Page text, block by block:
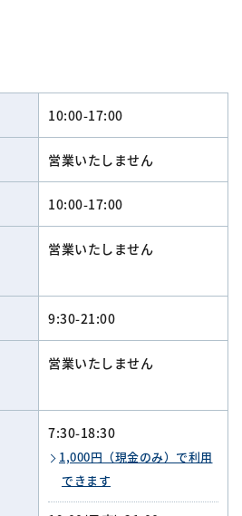
10:00-17:00
営業いたしません
10:00-17:00
営業いたしません
9:30-21:00
営業いたしません
7:30-18:30
1,000円（現金のみ）で利用
できます